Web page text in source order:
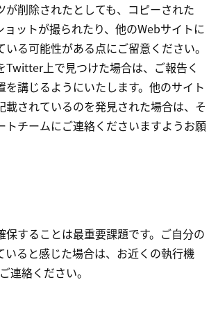
が削除されたとしても、コピーされた
ョットが撮られたり、他のWebサイトに
る可能性がある点にご留意ください。
Twitter上で見つけた場合は、ご報告く
を講じるようにいたします。他のサイト
載されているのを発見された場合は、そ
トチームにご連絡くださいますようお願
保することは最重要課題です。ご自分の
いると感じた場合は、お近くの執行機
連絡ください。